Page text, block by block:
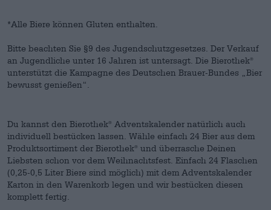
*Alle Biere können Gluten enthalten.
Bitte beachten Sie §9 des Jugendschutzgesetzes. Der Verkauf
an Jugendliche unter 16 Jahren ist untersagt. Die Bierothek®
unterstützt die Kampagne des Deutschen Brauer-Bundes „Bier
bewusst genießen“.
Du kannst den Bierothek®
Adventskalender natürlich auch
individuell bestücken lassen. Wähle einfach 24 Bier aus dem
Produktsortiment der Bierothek®
und überrasche Deinen
Liebsten schon vor dem Weihnachtsfest. Einfach 24 Flaschen
(0,25-0,5 Liter Biere sind möglich) mit dem Adventskalender
Karton in den Warenkorb legen und wir bestücken diesen
komplett fertig.